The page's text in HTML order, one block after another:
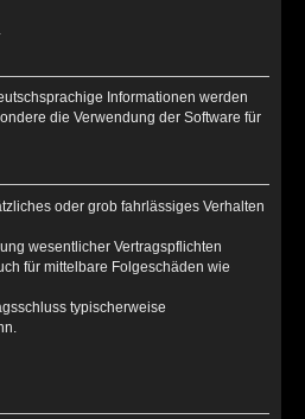
Informationen werden
die Verwendung der Software für
oder grob fahrlässiges Verhalten
wesentlicher Vertragspflichten
für mittelbare Folgeschäden wie
typischerweise